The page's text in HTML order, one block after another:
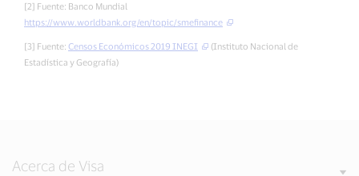
[2] Fuente: Banco Mundial
https://www.worldbank.org/en/topic/smefinance
[3] Fuente: Censos Económicos 2019 INEGI
(Instituto Nacional de
Estadística y Geografía)
Acerca de Visa